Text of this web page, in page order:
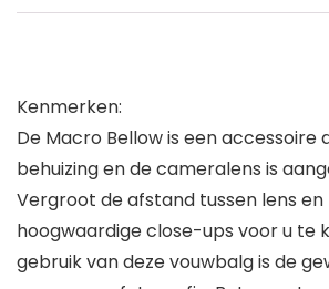
Kenmerken:
De Macro Bellow is een accessoire
behuizing en de cameralens is
Vergroot de afstand tussen lens
hoogwaardige close-ups voor u te
gebruik van deze vouwbalg is de